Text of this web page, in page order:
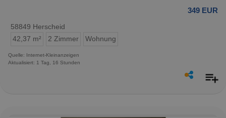
349 EUR
58849 Herscheid
42,37 m²
2 Zimmer Wohnung
Quelle: Internet-Kleinanzeigen
Aktualisiert: 1 Tag, 16 Stunden